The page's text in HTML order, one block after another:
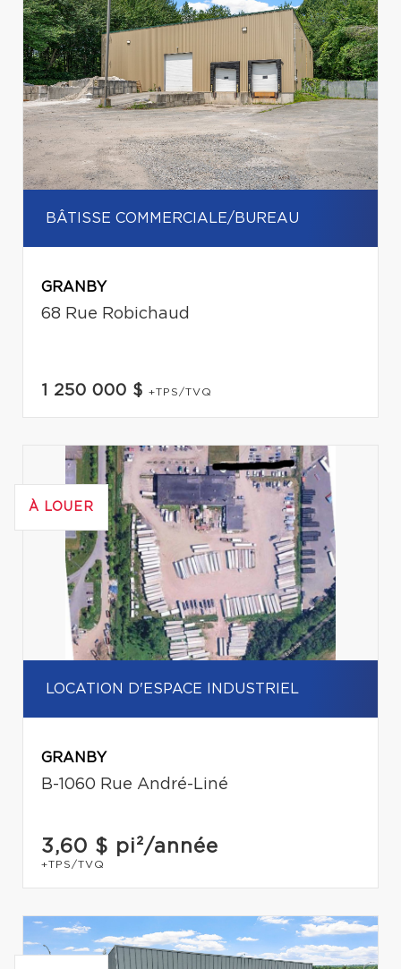
BÂTISSE COMMERCIALE/BUREAU
GRANBY
68 Rue Robichaud
1 250 000 $ +TPS/TVQ
À LOUER
LOCATION D'ESPACE INDUSTRIEL
GRANBY
B-1060 Rue André-Liné
3,60 $ pi²/année
+TPS/TVQ